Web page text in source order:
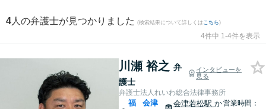
4 人の弁護士が見つかりました (検索結果について詳しくは こちら)
4件中 1-4件を表示
川瀬 裕之 弁
護士
インタビューを
見る
弁護士法人れいわ総合法律事務所
福
会津
会津若松駅 か営業時間：